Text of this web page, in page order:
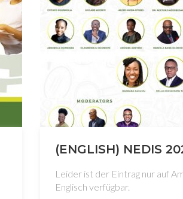
(ENGLISH) NEDIS
Leider ist der Eintrag nur auf
Englisch verfügbar.